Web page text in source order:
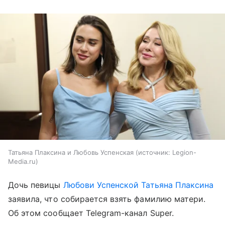
Татьяна Плаксина и Любовь Успенская источник: Legion-
Media.ru
Дочь певицы Любови Успенской Татьяна Плаксина
заявила, что собирается взять фамилию матери.
Об этом сообщает Telegram-канал Super.